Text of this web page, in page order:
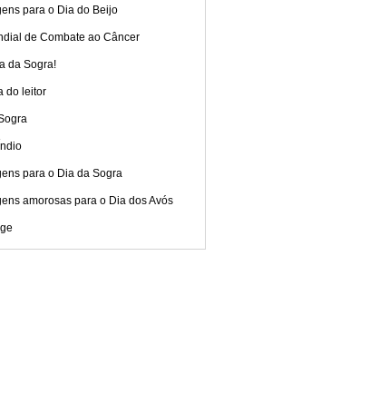
para o Dia do Beijo
de Combate ao Câncer
da Sogra!
do leitor
para o Dia da Sogra
amorosas para o Dia dos Avós